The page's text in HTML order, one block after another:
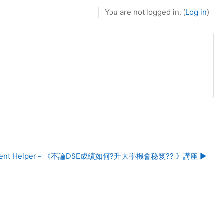
You are not logged in. (Log in)
Helper - 《不論DSE成績如何?升大學機會秘笈?? 》講座 ▶︎